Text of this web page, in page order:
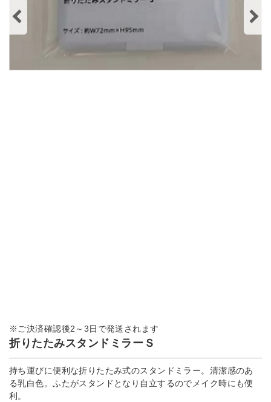
※ご決済確認後2～3日で発送されます
折りたたみスタンドミラーＳ
持ち運びに便利な折りたたみ式のスタンドミラー。清潔感のあ
る乳白色。ふたがスタンドとなり自立するのでメイク時にも便
利。